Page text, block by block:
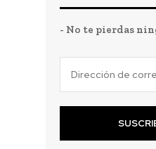
- No te pierdas